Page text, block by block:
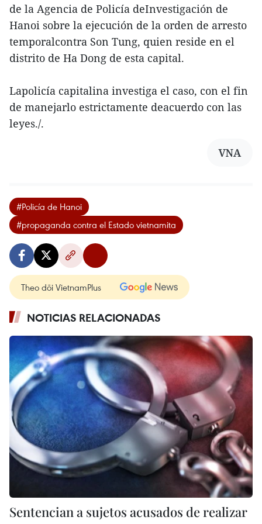
de la Agencia de Policía deInvestigación de
Hanoi sobre la ejecución de la orden de arresto
temporalcontra Son Tung, quien reside en el
distrito de Ha Dong de esta capital.
Lapolicía capitalina investiga el caso, con el fin
de manejarlo estrictamente deacuerdo con las
leyes./.
VNA
#Policía de Hanoi
#propaganda contra el Estado vietnamita
Theo dõi VietnamPlus
NOTICIAS RELACIONADAS
Sentencian a sujetos acusados de realizar